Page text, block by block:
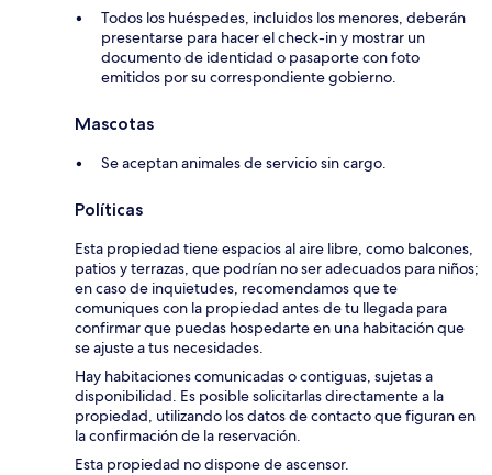
Todos los huéspedes, incluidos los menores, deberán
presentarse para hacer el check-in y mostrar un
documento de identidad o pasaporte con foto
emitidos por su correspondiente gobierno.
Mascotas
Se aceptan animales de servicio sin cargo.
Políticas
Esta propiedad tiene espacios al aire libre, como balcones,
patios y terrazas, que podrían no ser adecuados para niños;
en caso de inquietudes, recomendamos que te
comuniques con la propiedad antes de tu llegada para
confirmar que puedas hospedarte en una habitación que
se ajuste a tus necesidades.
Hay habitaciones comunicadas o contiguas, sujetas a
disponibilidad. Es posible solicitarlas directamente a la
propiedad, utilizando los datos de contacto que figuran en
la confirmación de la reservación.
Esta propiedad no dispone de ascensor.